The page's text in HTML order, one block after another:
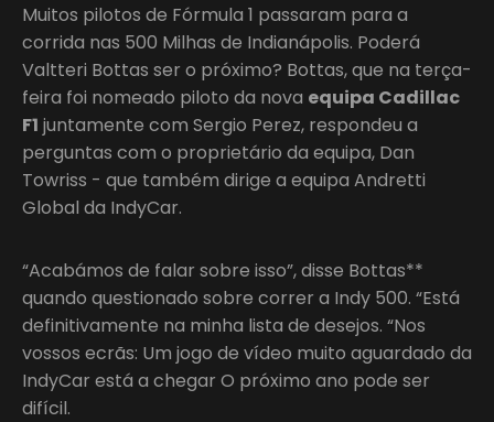
Muitos pilotos de Fórmula 1 passaram para a
corrida nas 500 Milhas de Indianápolis. Poderá
Valtteri Bottas ser o próximo? Bottas, que na terça-
feira foi nomeado piloto da nova equipa Cadillac
F1 juntamente com Sergio Perez, respondeu a
perguntas com o proprietário da equipa, Dan
Towriss - que também dirige a equipa Andretti
Global da IndyCar.
“Acabámos de falar sobre isso”, disse Bottas**
quando questionado sobre correr a Indy 500. “Está
definitivamente na minha lista de desejos. “Nos
vossos ecrãs: Um jogo de vídeo muito aguardado da
IndyCar está a chegar O próximo ano pode ser
difícil.